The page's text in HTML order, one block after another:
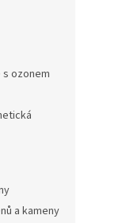
ozonem
a kameny